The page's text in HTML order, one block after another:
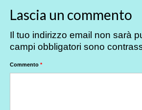
Lascia un commento
Il tuo indirizzo email non sarà
campi obbligatori sono
Commento *